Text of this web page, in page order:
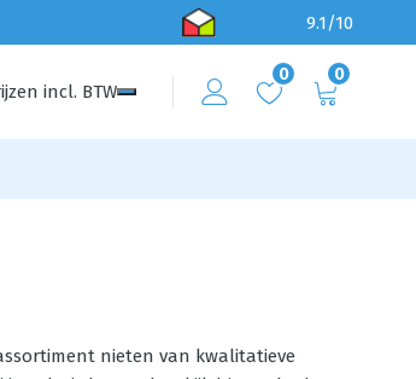
9.1/10
incl. BTW
0 0
nieten van kwalitatieve